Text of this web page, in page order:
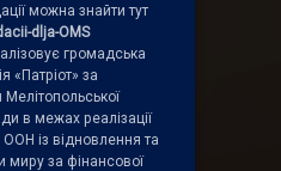
можна знайти тут
dlja-OMS
громадська
«Патріот» за
Мелітопольської
в межах реалізації
із відновлення та
миру за фінансової